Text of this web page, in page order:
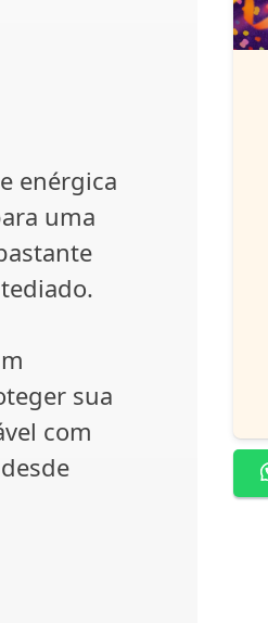
enérgica
uma
sua
com